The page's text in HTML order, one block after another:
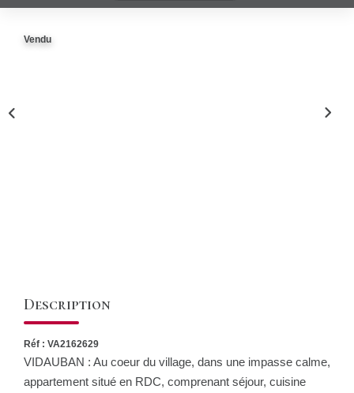
Vendu
Description
Réf : VA2162629
VIDAUBAN : Au coeur du village, dans une impasse calme,
appartement situé en RDC, comprenant séjour, cuisine